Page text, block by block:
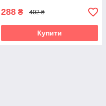
288 ₴ 402 ₴
Купити